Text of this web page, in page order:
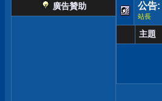
廣告贊助 公告:
站長
主題